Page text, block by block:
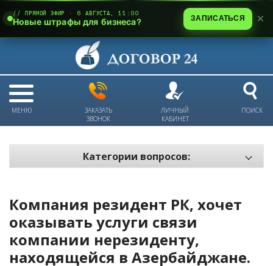
МЕНЮ
ЗАКАЗАТЬ
ЗВОНОК
ЛИЧНЫЙ
КАБИНЕТ
ПОИСК
Категории вопросов:
Техника безопасности и охрана труда
Антикризис: трудовые отношения
Антикризис: долги и обязательства
Компания резидент РК, хочет
оказывать услуги связи
компании нерезиденту,
находящейся в Азербайджане.
// ПРЯМОЙ ЭФИР · 6 АВГУСТА, 11:00
Новые штрафы для бизнеса? ЗАПИСАТЬСЯ